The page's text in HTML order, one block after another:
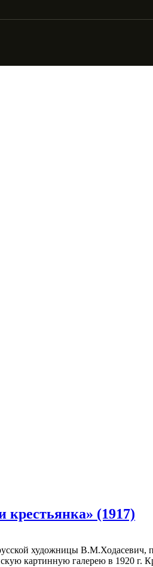
(1917)
художницы
картинную галерею в 1920 г.